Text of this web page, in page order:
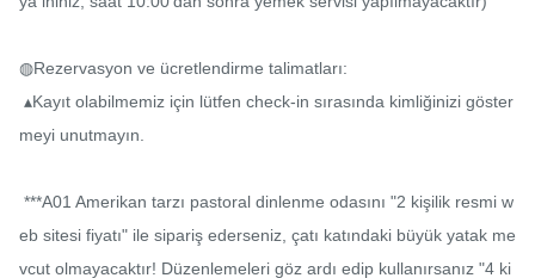
◍Rezervasyon ve ücretlendirme talimatları:
meyi unutmayın.
eb sitesi fiyatı" ile sipariş ederseniz, çatı katındaki büyük yatak me
vcut olmayacaktır! Düzenlemeleri göz ardı edip kullanırsanız "4 ki